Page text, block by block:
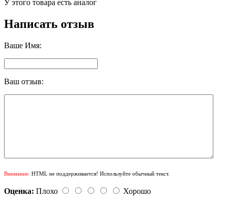
У этого товара есть аналог
Написать отзыв
Ваше Имя:
Ваш отзыв:
Внимание: HTML не поддерживается! Используйте обычный текст.
Оценка: Плохо
Хорошо